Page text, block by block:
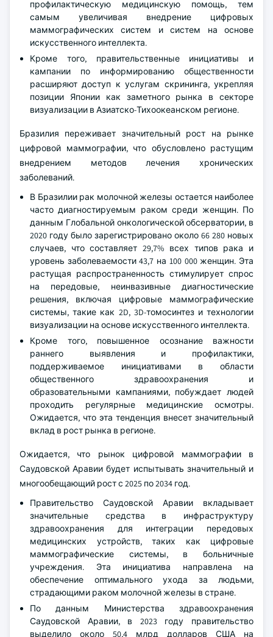
Старение населения в стране является
значительным фактором роста: по данным Statista, по
состоянию на 2023 год 29,1% населения в возрасте 65
подпитывает спрос на раннюю диагностику и
профилактическую медицинскую помощь, тем
самым увеличивая внедрение цифровых
маммографических систем и систем на основе
искусственного интеллекта.
Кроме того, правительственные инициативы и
кампании по информированию общественности
позиции Японии как заметного рынка в секторе
визуализации в Азиатско-Тихоокеанском регионе.
Бразилия переживает значительный рост на рынке
цифровой маммографии, что обусловлено растущим
внедрением методов лечения хронических
заболеваний.
В Бразилии рак молочной железы остается наиболее
часто диагностируемым раком среди женщин. По
данным Глобальной онкологической обсерватории, в
2020 году было зарегистрировано около 66 280 новых
случаев, что составляет 29,7% всех типов рака и
растущая распространенность стимулирует спрос
на передовые, неинвазивные диагностические
решения, включая цифровые маммографические
системы, такие как 2D, 3D-томосинтез и технологии
визуализации на основе искусственного интеллекта.
Кроме того, повышенное осознание важности
раннего выявления и профилактики,
общественного здравоохранения и
образовательными кампаниями, побуждает людей
проходить регулярные медицинские осмотры.
Ожидается, что эта тенденция внесет значительный
вклад в рост рынка в регионе.
Ожидается, что рынок цифровой маммографии в
Саудовской Аравии будет испытывать значительный и
многообещающий рост с 2025 по 2034 год.
Правительство Саудовской Аравии вкладывает
значительные средства в инфраструктуру
медицинских устройств, таких как цифровые
маммографические системы, в больничные